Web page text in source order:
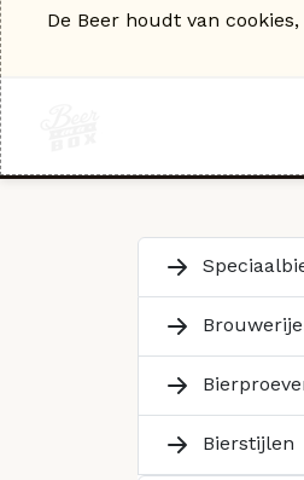
Bierstijlen
De Beer houdt van